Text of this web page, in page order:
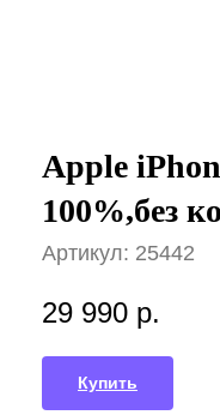
Apple
100%,без
Артикул: 25442
29 990 р.
Купить